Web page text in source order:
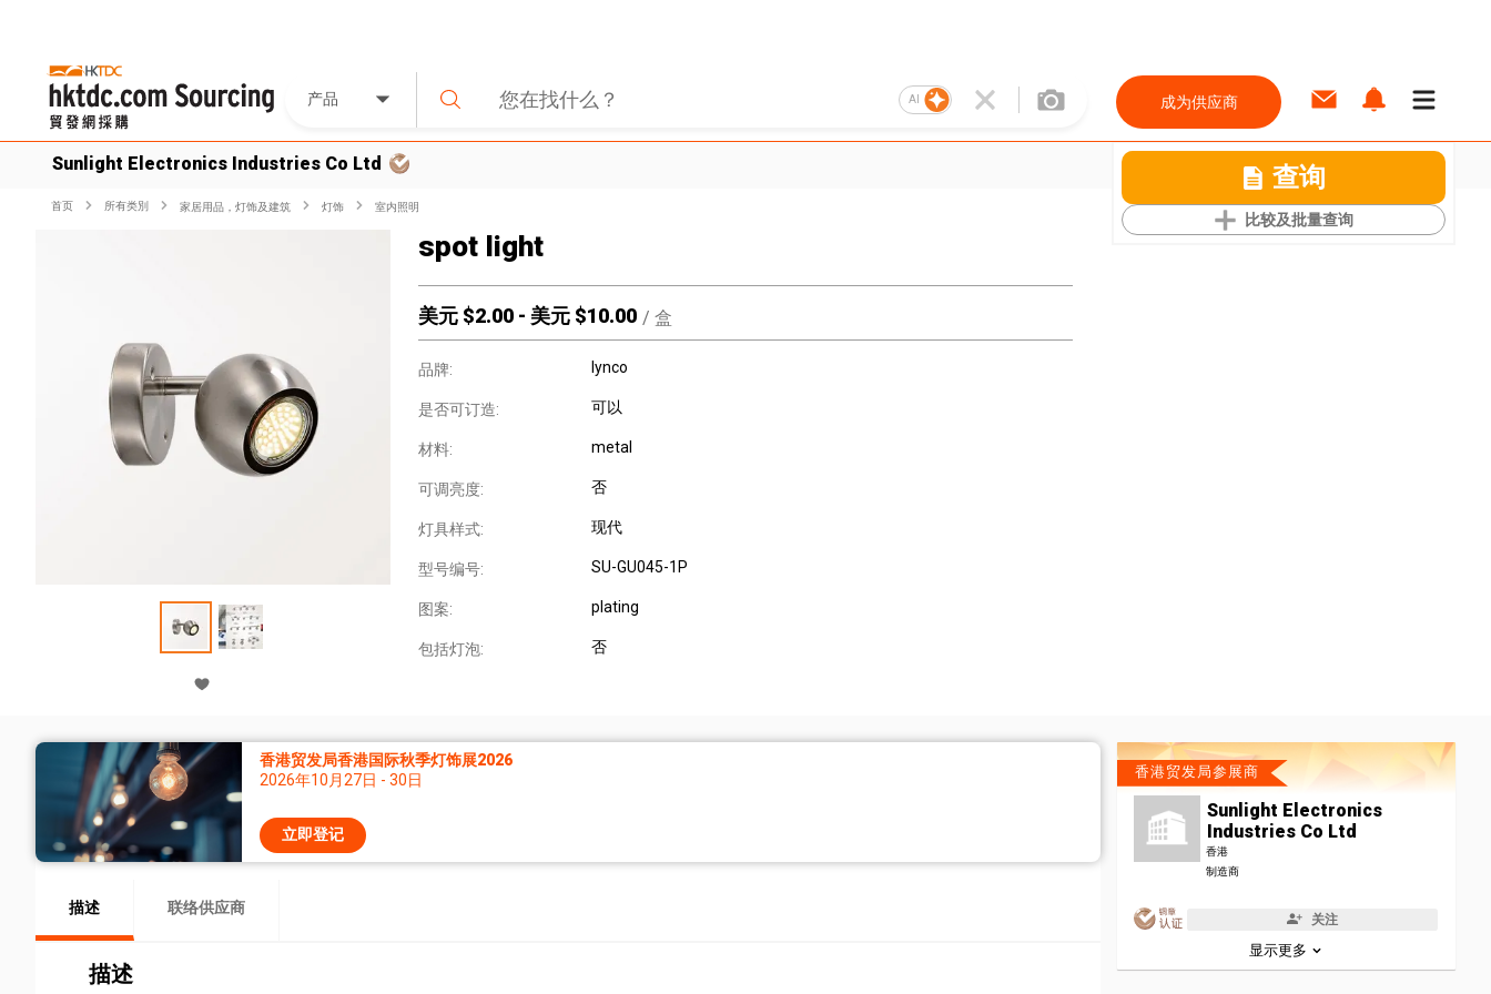
产品 AI 成为供应商
Sunlight Electronics Industries Co Ltd 查询
比较及批量查询
首页 所有类別 家居用品，灯饰及建筑 灯饰 室内照明
spot light
美元 $2.00 - 美元 $10.00 / 盒
品牌: lynco
是否可订造: 可以
材料: metal
可调亮度: 否
灯具样式: 现代
型号编号: SU-GU045-1P
图案: plating
包括灯泡: 否
香港贸发局香港国际秋季灯饰展2026
2026年10月27日 - 30日
立即登记
描述 联络供应商
描述
香港贸发局参展商
Sunlight Electronics
Industries Co Ltd
香港
制造商
关注
显示更多